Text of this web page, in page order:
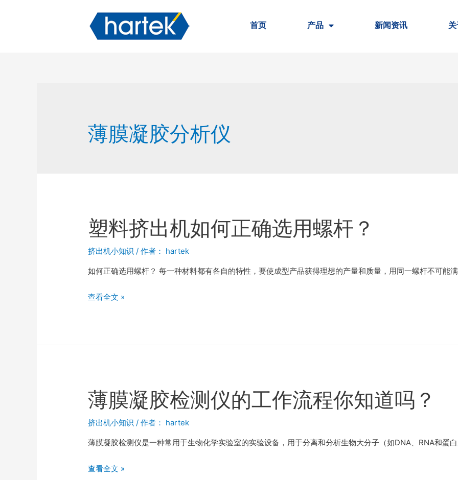
首页 产品 新闻资讯
薄膜凝胶分析仪
塑料挤出机如何正确选用螺杆？
挤出机小知识 / 作者： hartek
如何正确选用螺杆？ 每一种材料都有各自的特性，要使成型产品获得理想的产量和质量，用同一螺杆不可能
查看全文 »
薄膜凝胶检测仪的工作流程你知道吗？
挤出机小知识 / 作者： hartek
薄膜凝胶检测仪是一种常用于生物化学实验室的实验设备，用于分离和分析生物大分子（如DNA、RNA和蛋
查看全文 »